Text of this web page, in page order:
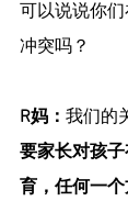
可以说说你
冲突吗？
R妈： 我们的
要家长对孩
育，任何一